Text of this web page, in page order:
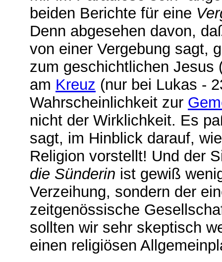
beiden Berichte für eine
Denn abgesehen davon,
von einer Vergebung sagt,
zum geschichtlichen Jesus
am Kreuz (nur bei Lukas -
Wahrscheinlichkeit zur
nicht der Wirklichkeit. Es
sagt, im Hinblick darauf,
Religion vorstellt! Und der
die Sünderin ist gewiß
Verzeihung, sondern der
zeitgenössische
sollten wir sehr skeptisch
einen religiösen